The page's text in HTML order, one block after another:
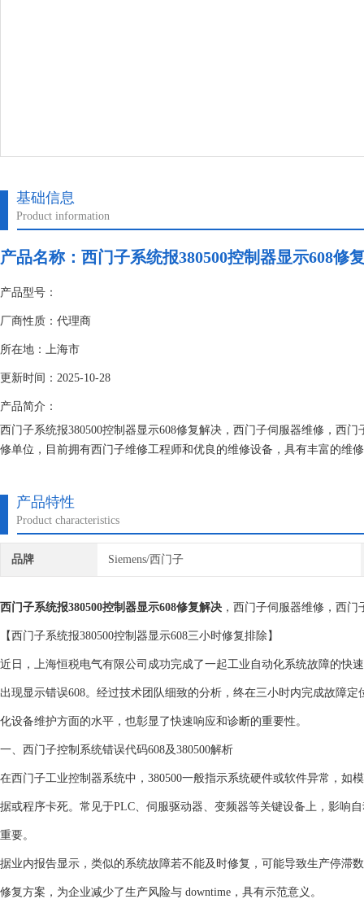
基础信息
Product information
产品名称： 西门子系统报380500控制器显示608修
产品型号：
厂商性质：代理商
所在地：上海市
更新时间：2025-10-28
产品简介：
西门子系统报380500控制器显示608修复解决，西门子伺服器维修，西
修单位，目前拥有西门子维修工程师和优良的维修设备，具有丰富的维
产品特性
Product characteristics
品牌 Siemens/西门子
西门子系统报380500控制器显示608修复解决 ，西门子伺服器维修，西
【西门子系统报380500控制器显示608三小时修复排除】
近日，上海恒税电气有限公司成功完成了一起工业自动化系统故障的快
出现显示错误608。经过技术团队细致的分析，终在三小时内完成故障
化设备维护方面的水平，也彰显了快速响应和诊断的重要性。
一、西门子控制系统错误代码608及380500解析
在西门子工业控制器系统中，380500一般指示系统硬件或软件异常，
据或程序卡死。常见于PLC、伺服驱动器、变频器等关键设备上，影响
重要。
据业内报告显示，类似的系统故障若不能及时修复，可能导致生产停滞
修复方案，为企业减少了生产风险与 downtime，具有示范意义。